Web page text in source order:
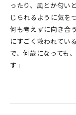
ったり、風とか匂
じられるように気を
何も考えずに向き合
にすごく救われてい
で、何歳になっても
す」